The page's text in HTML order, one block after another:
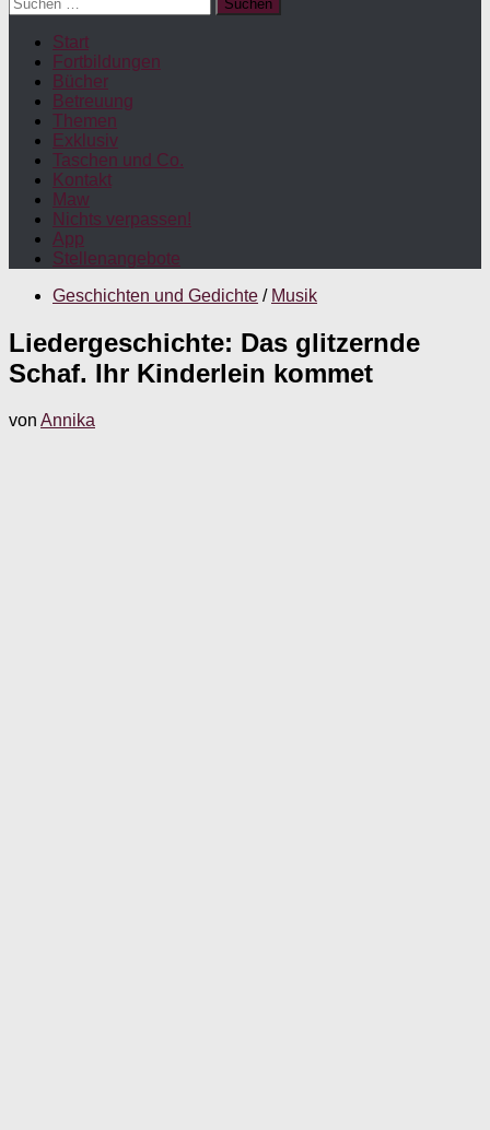
nach:
Start
Fortbildungen
Bücher
Betreuung
Themen
Exklusiv
Taschen und Co.
Kontakt
Maw
Nichts verpassen!
App
Stellenangebote
Geschichten und Gedichte / Musik
Liedergeschichte: Das glitzernde
Schaf. Ihr Kinderlein kommet
von Annika